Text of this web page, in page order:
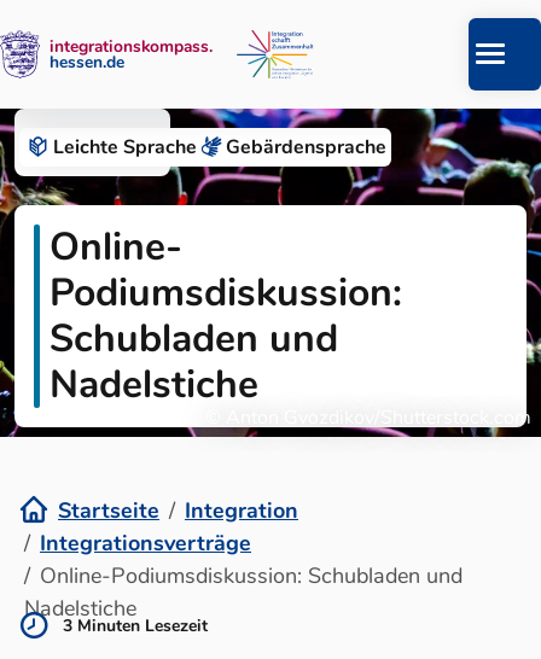
Leichte Sprache Gebärden­sprache
Zum Inhalt springen
integrationskompass.
hessen.de
Integration
Online-
Podiumsdiskussion:
Schubladen und
Nadelstiche
© Anton Gvozdikov/Shutterstock.com
Startseite
Integration
Integrationsverträge
Online-Podiumsdiskussion: Schubladen und
Nadelstiche
3 Minuten Lesezeit